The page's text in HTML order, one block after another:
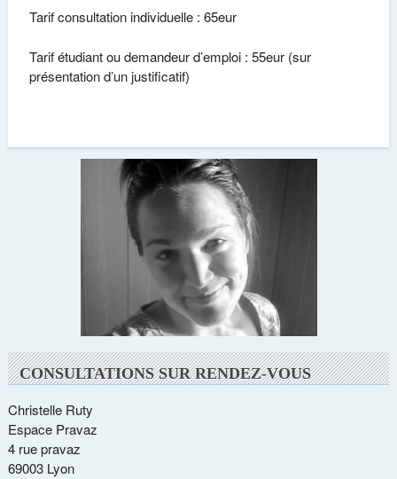
Tarif consultation individuelle : 65eur
Tarif étudiant ou demandeur d’emploi : 55eur (sur
présentation d’un justificatif)
CONSULTATIONS SUR RENDEZ-VOUS
Christelle Ruty
Espace Pravaz
4 rue pravaz
69003 Lyon